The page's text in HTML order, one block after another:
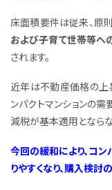
床面積要件は従来、原則
および子育て世帯等へ
されます。
近年は不動産価格の上
ンパクトマンションの需
減税が基本適用となら
今回の緩和により、コ
りやすくなり、購入検討